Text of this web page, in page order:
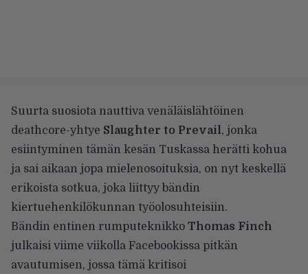
Suurta suosiota nauttiva venäläislähtöinen
deathcore-yhtye Slaughter to Prevail, jonka
esiintyminen tämän kesän Tuskassa herätti kohua
ja sai aikaan jopa mielenosoituksia, on nyt keskellä
erikoista sotkua, joka liittyy bändin
kiertuehenkilökunnan työolosuhteisiin.
Bändin entinen rumputeknikko Thomas Finch
julkaisi viime viikolla Facebookissa pitkän
avautumisen, jossa tämä kritisoi